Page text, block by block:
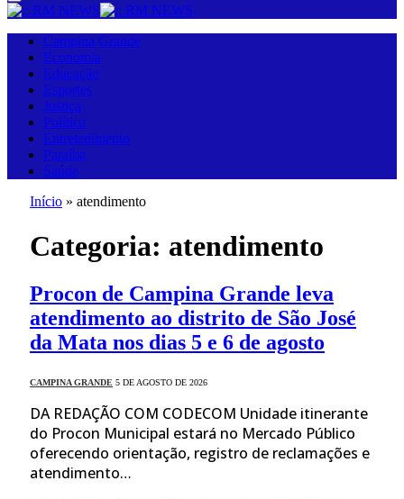
Campina Grande
Economia
Educação
Esportes
Justiça
Política
Entretenimento
Paraíba
Saúde
Início » atendimento
Categoria: atendimento
Procon de Campina Grande leva
atendimento ao distrito de São José
da Mata nos dias 5 e 6 de agosto
CAMPINA GRANDE 5 DE AGOSTO DE 2026
DA REDAÇÃO COM CODECOM Unidade itinerante
do Procon Municipal estará no Mercado Público
oferecendo orientação, registro de reclamações e
atendimento…